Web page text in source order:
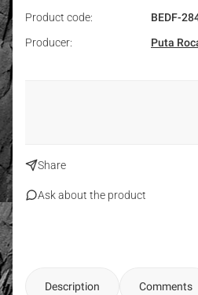
Product code:
BEDF-
Producer:
Puta
Share
Ask about the product
Description Comments